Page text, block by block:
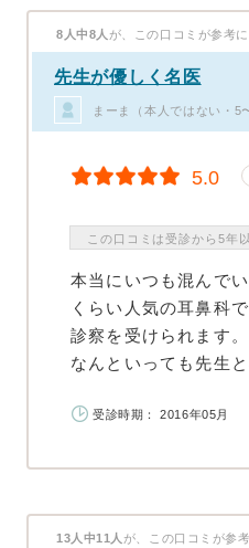
8人中8人 が、この口コミが参考
先生が優しく名医
まーま（本人ではない・5
5.0
この口コミは受診から5年
本当にいつも混んで
くらい人気の耳鼻科
診察を受けられます。
なんといっても先生
受診時期： 2016年05月
13人中11人 が、この口コミが参